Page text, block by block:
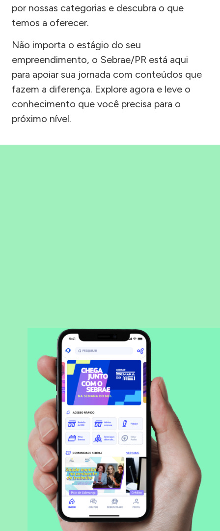
por nossas categorias e descubra o que
temos a oferecer.
Não importa o estágio do seu
empreendimento, o Sebrae/PR está aqui
para apoiar sua jornada com conteúdos que
fazem a diferença. Explore agora e leve o
conhecimento que você precisa para o
próximo nível.